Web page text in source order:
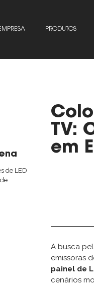
PRODUTOS
de LED
TV:
em
A busca
emissoras
painel de
cenários